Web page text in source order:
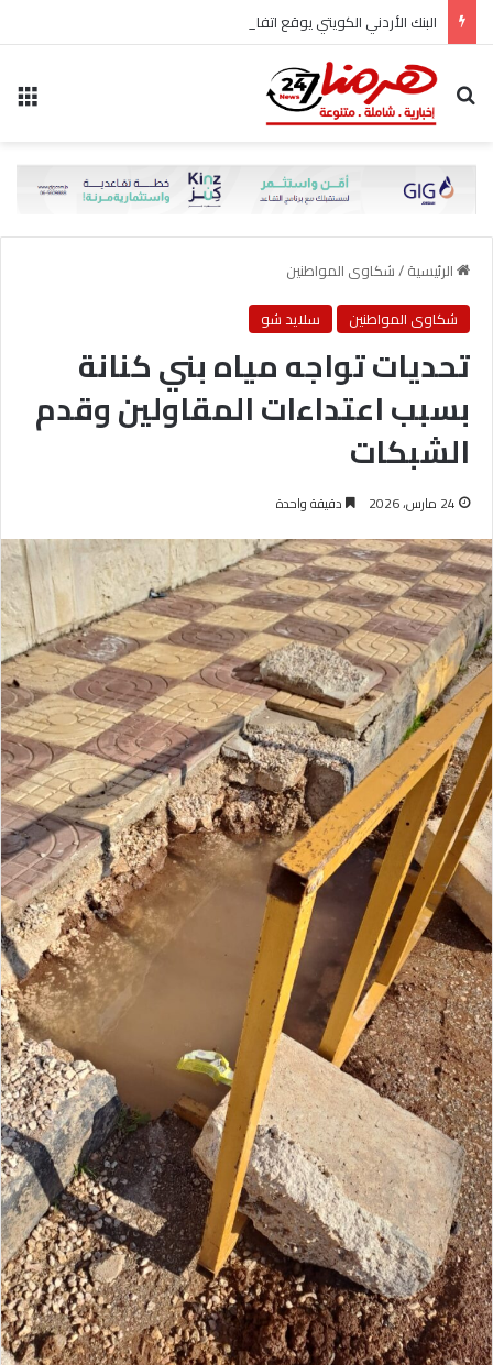
بحث عن
الرئيسية/شكاوى المواطنين
شكاوى المواطنين
سلايد شو
تحديات تواجه مياه بني كنانة
بسبب اعتداءات المقاولين وقدم
الشبكات
24 مارس، 2026 دقيقة واحدة